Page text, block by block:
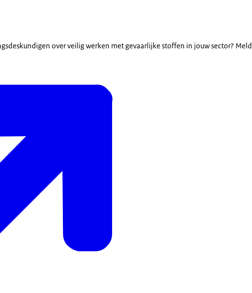
over veilig werken met gevaarlijke stoffen in jouw sector? Meld